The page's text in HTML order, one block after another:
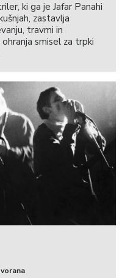
ki ga je Jafar Panahi
zastavlja
travmi in
smisel za trpki